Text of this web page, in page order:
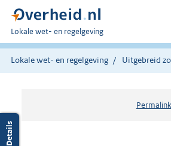
U
bent
hier:
Lokale wet- en regelgeving
Lokale wet- en regelgeving Uitgebreid
Permalink